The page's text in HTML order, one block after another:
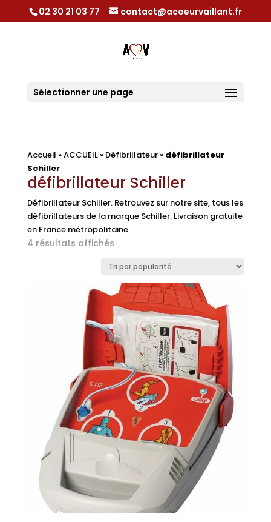
02 30 21 03 77 contact@acoeurvaillant.fr
Sélectionner une page
Accueil »ACCUEIL» Défibrillateur» défibrillateur
Schiller
défibrillateur Schiller
Défibrillateur Schiller. Retrouvez sur notre site, tous les
défibrillateurs de la marque Schiller. Livraison gratuite
en France métropolitaine.
4 résultats affichésTrié
popularité